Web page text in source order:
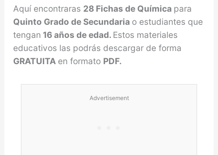
Aquí encontraras 28 Fichas de Química para
Quinto Grado de Secundaria o estudiantes que
tengan 16 años de edad. Estos materiales
educativos las podrás descargar de forma
GRATUITA en formato PDF.
Advertisement